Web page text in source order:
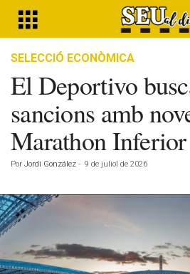
SELECCIÓ ECONÒMICA
El Deportivo
sancions amb
Marathon Inferior
Por Jordi González - 9 de juliol de 2026